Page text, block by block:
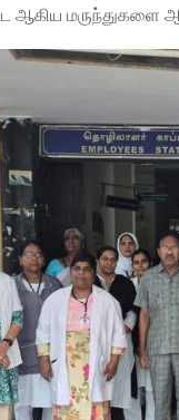
ஆகிய மருந்துகளை